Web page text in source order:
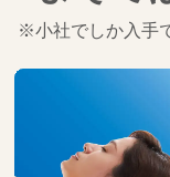
※小社でしか入手